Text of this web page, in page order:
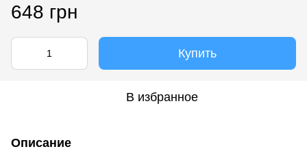
648 грн
Купить
В избранное
Описание